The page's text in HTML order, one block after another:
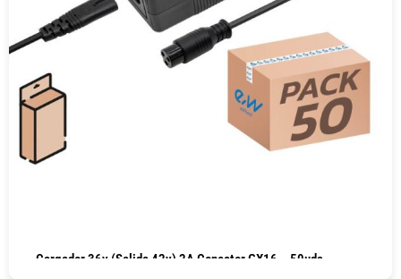
Cargador 36v (salida 42v) 2A Conector GX16 – 50uds